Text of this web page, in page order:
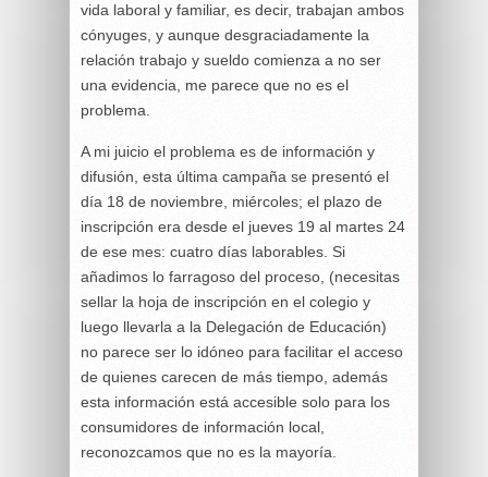
vida laboral y familiar, es decir, trabajan ambos
cónyuges, y aunque desgraciadamente la
relación trabajo y sueldo comienza a no ser
una evidencia, me parece que no es el
problema.
A mi juicio el problema es de información y
difusión, esta última campaña se presentó el
día 18 de noviembre, miércoles; el plazo de
inscripción era desde el jueves 19 al martes 24
de ese mes: cuatro días laborables. Si
añadimos lo farragoso del proceso, (necesitas
sellar la hoja de inscripción en el colegio y
luego llevarla a la Delegación de Educación)
no parece ser lo idóneo para facilitar el acceso
de quienes carecen de más tiempo, además
esta información está accesible solo para los
consumidores de información local,
reconozcamos que no es la mayoría.